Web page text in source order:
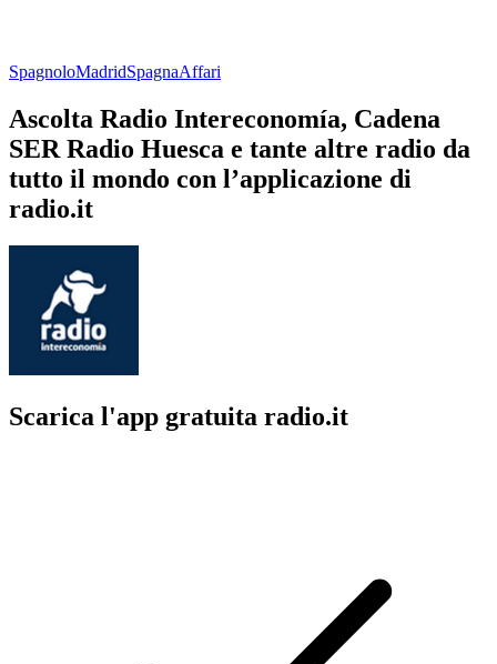
SpagnoloMadridSpagnaAffari
Ascolta Radio Intereconomía, Cadena
SER Radio Huesca e tante altre radio da
tutto il mondo con l’applicazione di
radio.it
Scarica l'app gratuita radio.it